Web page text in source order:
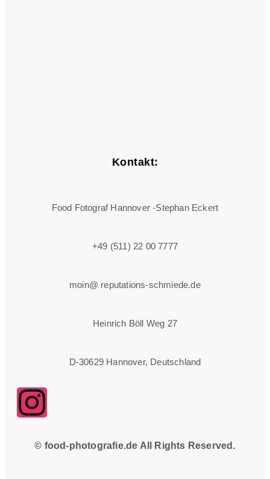
Kontakt:
Food Fotograf Hannover -Stephan Eckert
+49 (511) 22 00 7777
moin@ reputations-schmiede.de
Heinrich Böll Weg 27
D-30629 Hannover, Deutschland
© food-photografie.de All Rights Reserved.